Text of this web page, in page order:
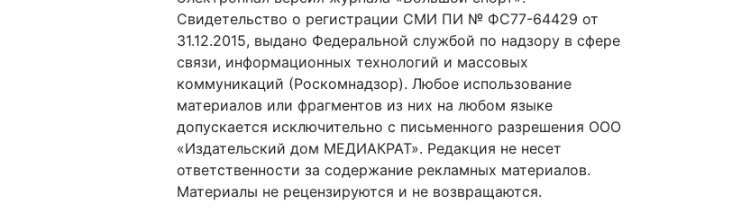
Свидетельство о регистрации СМИ ПИ № ФС77-64429 от
31.12.2015, выдано Федеральной службой по надзору в сфере
связи, информационных технологий и массовых
коммуникаций (Роскомнадзор). Любое использование
материалов или фрагментов из них на любом языке
допускается исключительно с письменного разрешения ООО
«Издательский дом МЕДИАКРАТ». Редакция не несет
ответственности за содержание рекламных материалов.
Материалы не рецензируются и не возвращаются.